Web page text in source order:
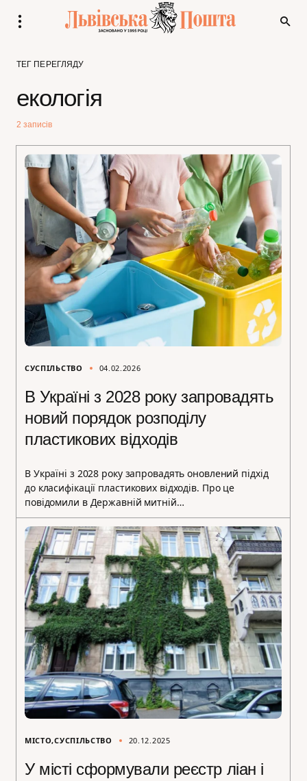
ТЕГ ПЕРЕГЛЯДУ
екологія
2 записів
СУСПІЛЬСТВО 04.02.2026
В Україні з 2028 року запровадять
новий порядок розподілу
пластикових відходів
В Україні з 2028 року запровадять оновлений підхід
до класифікації пластикових відходів. Про це
повідомили в Державній митній…
МІСТО СУСПІЛЬСТВО 20.12.2025
У місті сформували реєстр ліан і